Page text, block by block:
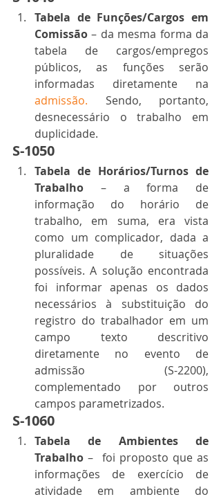
Tabela de Funções/Cargos em
Comissão – da mesma forma da
tabela de cargos/empregos
públicos, as funções serão
admissão. Sendo, portanto,
desnecessário o trabalho em
duplicidade.
S-1050
Tabela de Horários/Turnos de
Trabalho – a forma de
informação do horário de
trabalho, em suma, era vista
como um complicador, dada a
pluralidade de situações
possíveis. A solução encontrada
foi informar apenas os dados
necessários à substituição do
registro do trabalhador em um
campo texto descritivo
diretamente no evento de
admissão (S-2200),
complementado por outros
campos parametrizados.
S-1060
Tabela de Ambientes de
Trabalho –  foi proposto que as
informações de exercício de
atividade em ambiente do